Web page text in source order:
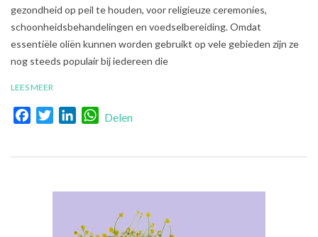
gezondheid op peil te houden, voor religieuze ceremonies,
schoonheidsbehandelingen en voedselbereiding. Omdat
essentiële oliën kunnen worden gebruikt op vele gebieden zijn ze
nog steeds populair bij iedereen die
LEES MEER
FacebookTwitterLinkedInWhatsApp
Delen